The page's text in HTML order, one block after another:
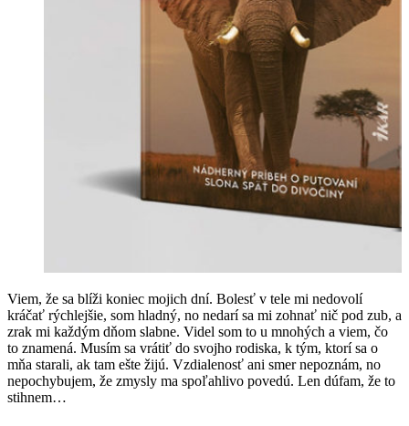
Viem, že sa blíži koniec mojich dní. Bolesť v tele mi nedovolí
kráčať rýchlejšie, som hladný, no nedarí sa mi zohnať nič pod zub, a
zrak mi každým dňom slabne. Videl som to u mnohých a viem, čo
to znamená. Musím sa vrátiť do svojho rodiska, k tým, ktorí sa o
mňa starali, ak tam ešte žijú. Vzdialenosť ani smer nepoznám, no
nepochybujem, že zmysly ma spoľahlivo povedú. Len dúfam, že to
stihnem…